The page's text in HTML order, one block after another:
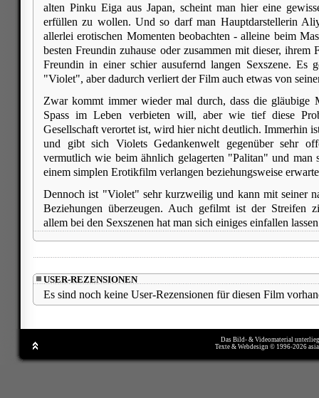
alten Pinku Eiga aus Japan, scheint man hier eine
erfüllen zu wollen. Und so darf man Hauptdarstellerin
allerlei erotischen Momenten beobachten - alleine beim
besten Freundin zuhause oder zusammen mit dieser, ihrem
Freundin in einer schier ausufernd langen Sexszene. Es
"Violet", aber dadurch verliert der Film auch etwas von
Zwar kommt immer wieder mal durch, dass die gläubige
Spass im Leben verbieten will, aber wie tief diese
Gesellschaft verortet ist, wird hier nicht deutlich. Immerhin
und gibt sich Violets Gedankenwelt gegenüber sehr
vermutlich wie beim ähnlich gelagerten "Palitan" und
einem simplen Erotikfilm verlangen beziehungsweise
Dennoch ist "Violet" sehr kurzweilig und kann mit seiner
Beziehungen überzeugen. Auch gefilmt ist der Streifen
allem bei den Sexszenen hat man sich einiges einfallen
USER-REZENSIONEN
Es sind noch keine User-Rezensionen für diesen Film
Das Bild- & Videomaterial
Texte & Webdesign © 1996-2026